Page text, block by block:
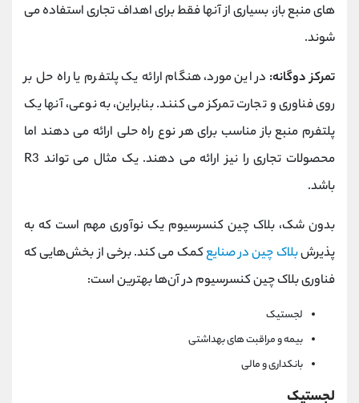
های منبع باز، بسیاری از آنها فقط برای اهداف تجاری استفاده می
شوند.
تمرکز دوگانه: در این مورد، هنگام ارائه یک پلتفرم یا راه حل بر
روی فناوری و تجارت تمرکز می کنند. بنابراین، به نوعی، آنها یک
پلتفرم منبع باز مناسب برای هر نوع راه حلی ارائه می دهند اما
محصولات تجاری را نیز ارائه می دهند. یک مثال می تواند R3
باشد.
بدون شک، بلاک چین کنسرسیوم یک نوآوری مهم است که به
پذیرشبلاک چین در صنایعکمک می کند. برخی از بخش‌هایی که
فناوری بلاک چین کنسرسیوم در آن‌ها بهترین است:
لجستیک
بیمه و مراقبت های بهداشتی
بانکداری و مالی
لجستیک